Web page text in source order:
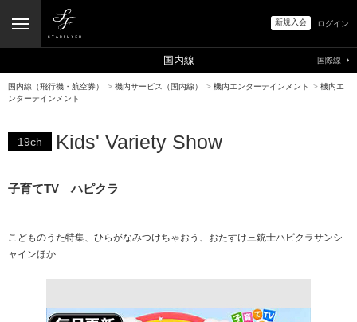
新規入会 ログイン
国内線（飛行機・航空券） > 機内サービス（国内線） > 機内エンターテインメント > 機内エ
ンターテインメント
19ch Kids' Variety Show
子育てTV ハピクラ
こどものうた特集、ひらがなみつけちゃおう、おたすけ三銃士ハピクラサンシ
ャインほか
国内線 国際線